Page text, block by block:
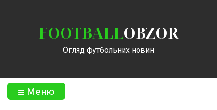
FOOTBALLOBZOR
Огляд футбольних новин
Меню